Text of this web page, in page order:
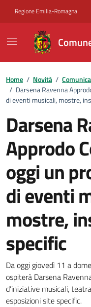
Regione Emilia-Romagna
Home / Novità /
/ Darsena Ravenna
di eventi musicali, mostre,
Darsena
Approdo
oggi un
di eventi
mostre,
specific
Dettagli
Da oggi giovedì 11 a
ospiterà Darsena
d’iniziative musicali,
esposizioni site specific.